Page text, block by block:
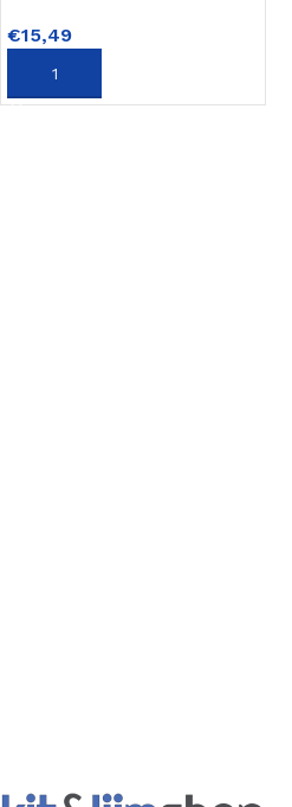
€15,49